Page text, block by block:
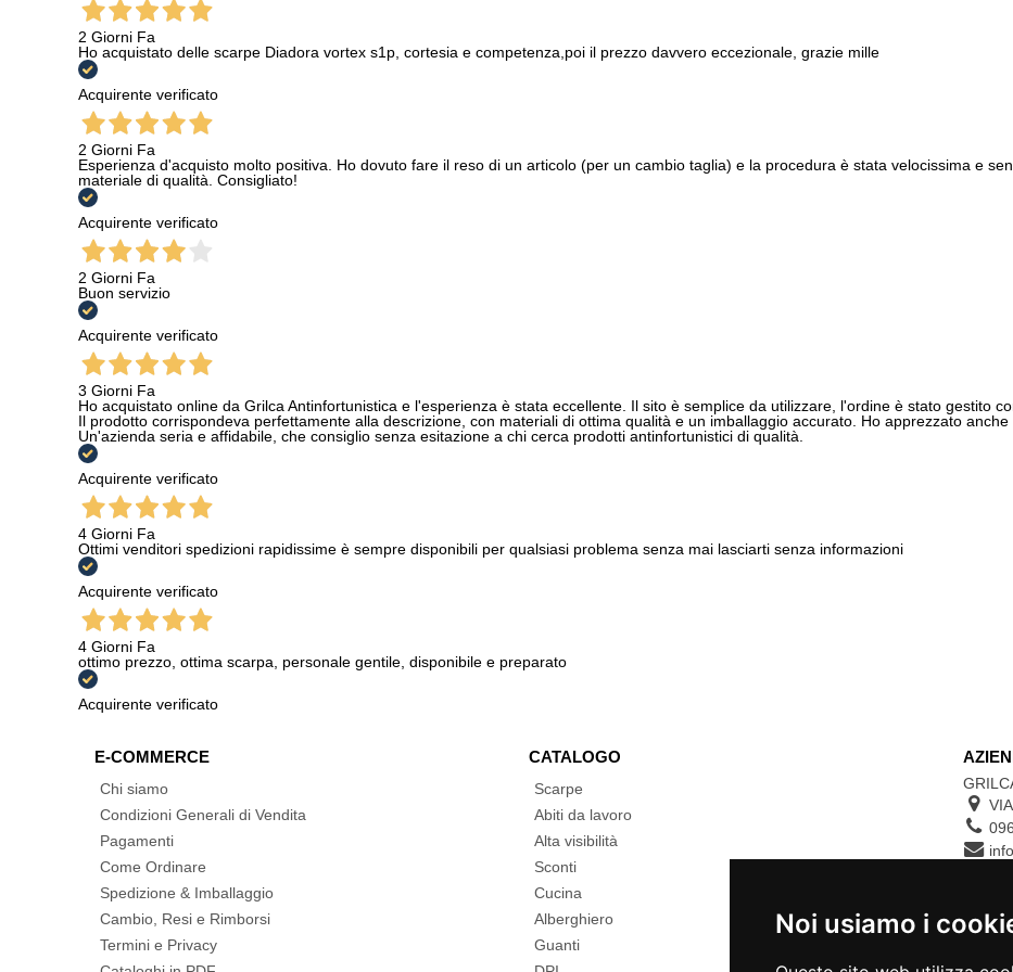
Noi usiamo i
2 Giorni Fa
Ho acquistato delle scarpe Diadora vortex s1p, cortesia e competenza,poi il prezzo davvero eccezionale, grazie mille
Acquirente verificato
2 Giorni Fa
Esperienza d'acquisto molto positiva. Ho dovuto fare il reso di un articolo (per un cambio taglia) e la procedura è stata velocissima e
materiale di qualità. Consigliato!
Acquirente verificato
2 Giorni Fa
Buon servizio
Acquirente verificato
3 Giorni Fa
Ho acquistato online da Grilca Antinfortunistica e l'esperienza è stata eccellente. Il sito è semplice da utilizzare, l'ordine è stato gestito
Il prodotto corrispondeva perfettamente alla descrizione, con materiali di ottima qualità e un imballaggio accurato. Ho apprezzato
Un'azienda seria e affidabile, che consiglio senza esitazione a chi cerca prodotti antinfortunistici di qualità.
Acquirente verificato
4 Giorni Fa
Ottimi venditori spedizioni rapidissime è sempre disponibili per qualsiasi problema senza mai lasciarti senza informazioni
Acquirente verificato
4 Giorni Fa
ottimo prezzo, ottima scarpa, personale gentile, disponibile e preparato
Acquirente verificato
E-COMMERCE
Chi siamo
Condizioni Generali di Vendita
Pagamenti
Come Ordinare
Spedizione & Imballaggio
Cambio, Resi e Rimborsi
Termini e Privacy
CATALOGO
Scarpe
Abiti da lavoro
Alta visibilità
Sconti
Cucina
Alberghiero
Guanti